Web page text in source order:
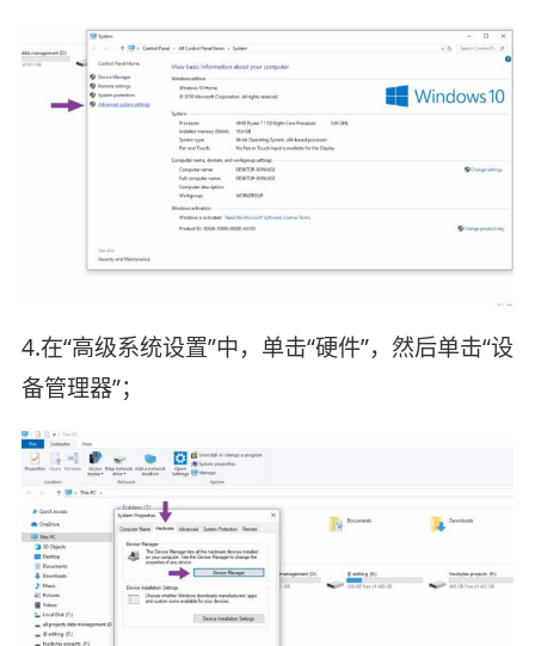
4.在“高级系统设置”中，单击“硬件”，然后单击“设
备管理器”；